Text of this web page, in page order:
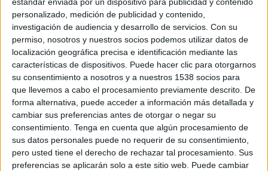
personalizado, medición de publicidad y contenido,
investigación de audiencia y desarrollo de servicios. Con su
permiso, nosotros y nuestros socios podemos utilizar datos de
localización geográfica precisa e identificación mediante las
características de dispositivos. Puede hacer clic para otorgarnos
su consentimiento a nosotros y a nuestros 1538 socios para
que llevemos a cabo el procesamiento previamente descrito. De
forma alternativa, puede acceder a información más detallada y
cambiar sus preferencias antes de otorgar o negar su
consentimiento. Tenga en cuenta que algún procesamiento de
sus datos personales puede no requerir de su consentimiento,
pero usted tiene el derecho de rechazar tal procesamiento. Sus
preferencias se aplicarán solo a este sitio web. Puede cambiar
Josep Palouzié assegura que totes aquestes
armes "sempre" es troben a comissaria, tenen
estipulat "un reglament d'ús" i que només
s'utilitzen quan realment n'hi ha "necessitat".
"Això no és Arkansas; el policia no porta la
pistola al damunt i, quan algú li discuteix una
multa, li envia una descàrrega elèctrica", ha
insistit el president de l'associació. Per
exemplificar-ho, Palouzié s'ha remès a Girona,